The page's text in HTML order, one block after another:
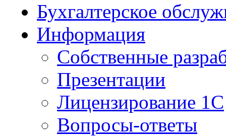
Бухгалтерское
Информация
Собственные
Презентации
Лицензирование 1С
Вопросы-ответы